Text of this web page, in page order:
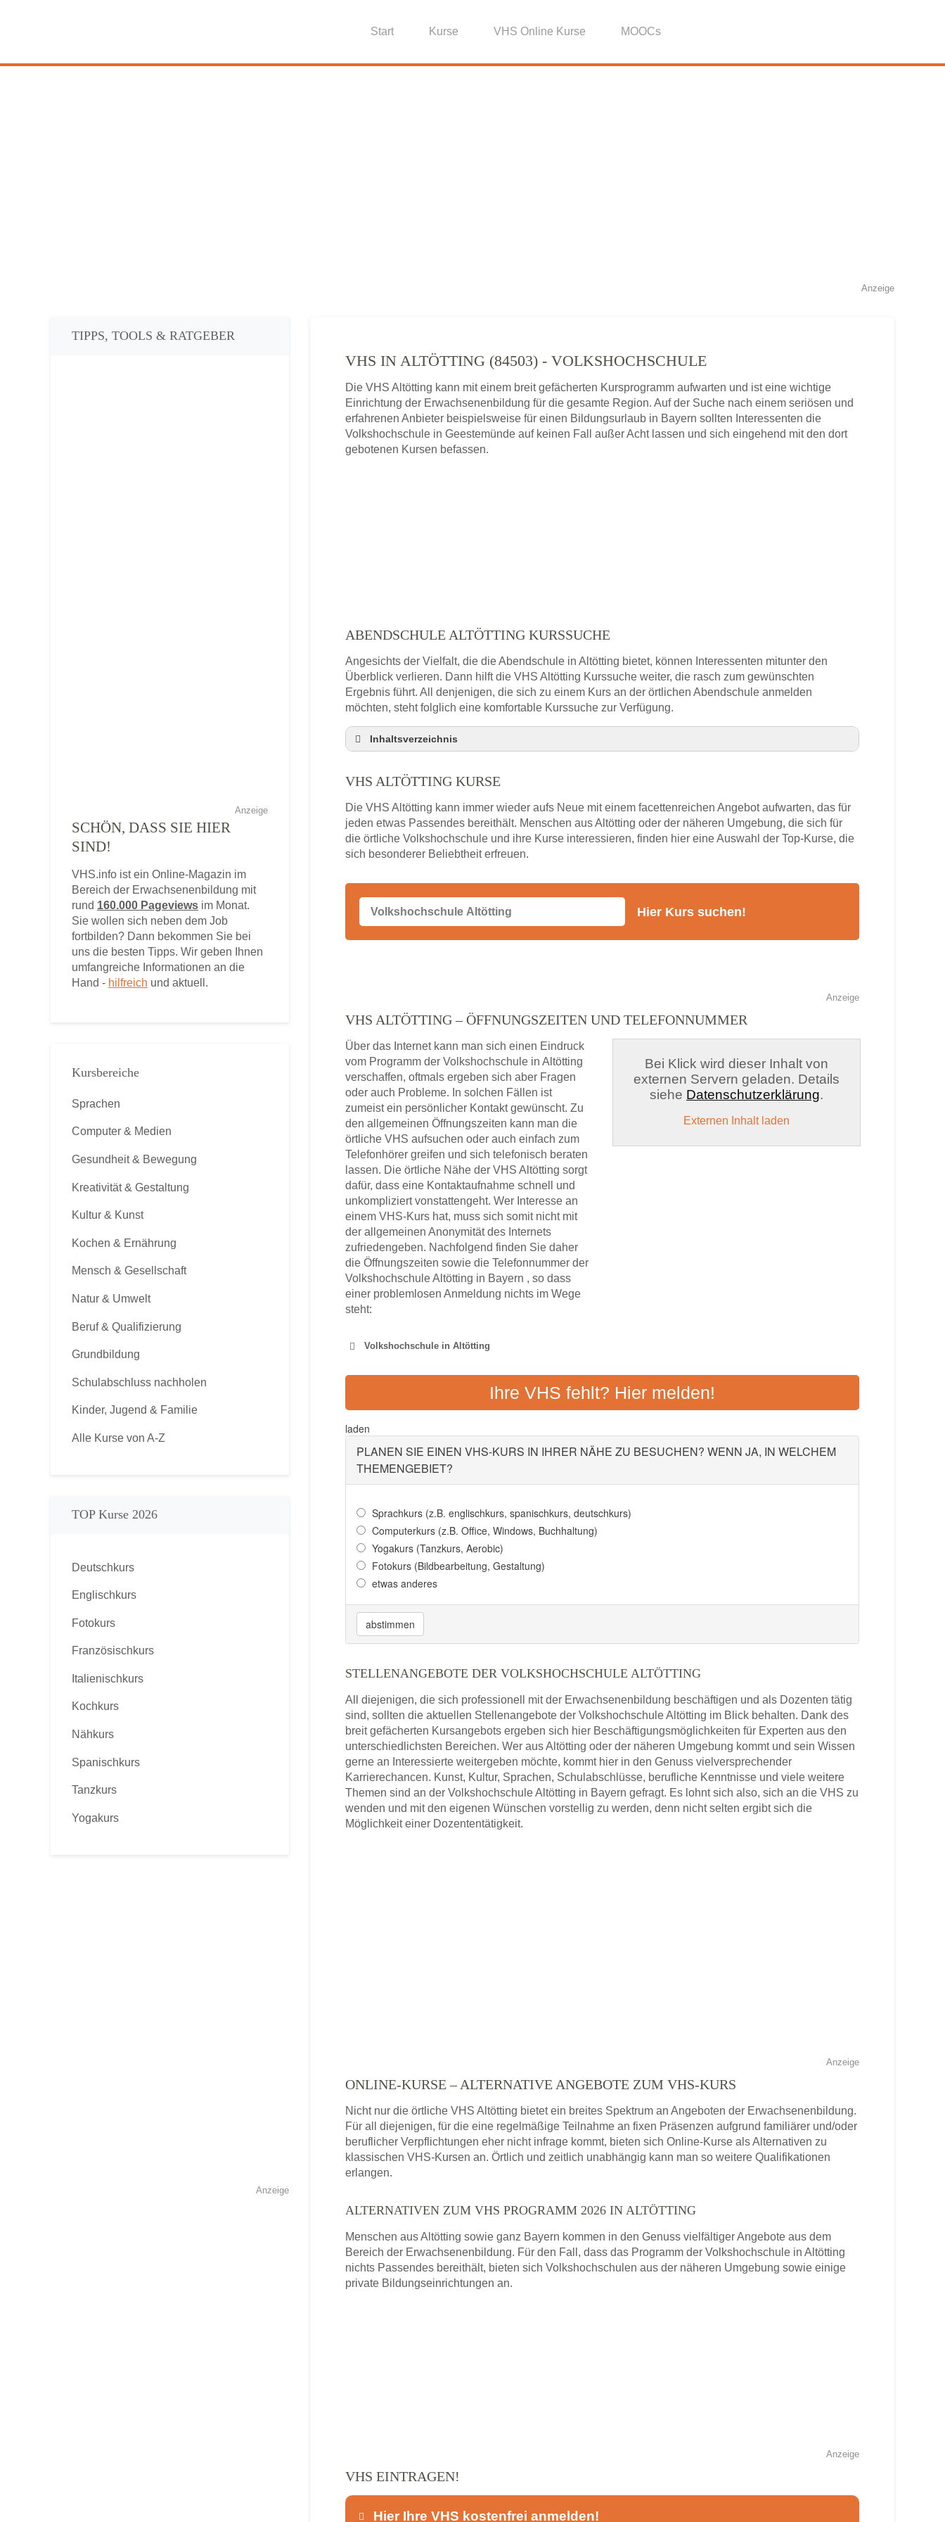
Start Kurse VHS Online Kurse MOOCs
Anzeige
VHS IN ALTÖTTING (84503) - VOLKSHOCHSCHULE
Die VHS Altötting kann mit einem breit gefächerten Kursprogramm aufwarten und ist eine wichtige
Einrichtung der Erwachsenenbildung für die gesamte Region. Auf der Suche nach einem seriösen und
erfahrenen Anbieter beispielsweise für einen Bildungsurlaub in Bayern sollten Interessenten die
Volkshochschule in Geestemünde auf keinen Fall außer Acht lassen und sich eingehend mit den dort
gebotenen Kursen befassen.
ABENDSCHULE ALTÖTTING KURSSUCHE
Angesichts der Vielfalt, die die Abendschule in Altötting bietet, können Interessenten mitunter den
Überblick verlieren. Dann hilft die VHS Altötting Kurssuche weiter, die rasch zum gewünschten
Ergebnis führt. All denjenigen, die sich zu einem Kurs an der örtlichen Abendschule anmelden
möchten, steht folglich eine komfortable Kurssuche zur Verfügung.
Inhaltsverzeichnis
VHS Altötting Kurse
Stellenangebote der Volkshochschule Altötting
Online-Kurse – Alternative Angebote zum VHS-Kurs
Alternativen zum VHS Programm 2026 in Altötting
VHS ALTÖTTING KURSE
Die VHS Altötting kann immer wieder aufs Neue mit einem facettenreichen Angebot aufwarten, das für
jeden etwas Passendes bereithält. Menschen aus Altötting oder der näheren Umgebung, die sich für
die örtliche Volkshochschule und ihre Kurse interessieren, finden hier eine Auswahl der Top-Kurse, die
sich besonderer Beliebtheit erfreuen.
Anzeige
VHS ALTÖTTING – ÖFFNUNGSZEITEN UND TELEFONNUMMER
Über das Internet kann man sich einen Eindruck
vom Programm der Volkshochschule in Altötting
verschaffen, oftmals ergeben sich aber Fragen
oder auch Probleme. In solchen Fällen ist
zumeist ein persönlicher Kontakt gewünscht. Zu
den allgemeinen Öffnungszeiten kann man die
örtliche VHS aufsuchen oder auch einfach zum
Telefonhörer greifen und sich telefonisch beraten
lassen. Die örtliche Nähe der VHS Altötting sorgt
dafür, dass eine Kontaktaufnahme schnell und
unkompliziert vonstattengeht. Wer Interesse an
einem VHS-Kurs hat, muss sich somit nicht mit
der allgemeinen Anonymität des Internets
zufriedengeben. Nachfolgend finden Sie daher
die Öffnungszeiten sowie die Telefonnummer der
Volkshochschule Altötting in Bayern , so dass
einer problemlosen Anmeldung nichts im Wege
steht:
Bei Klick wird dieser Inhalt von
externen Servern geladen. Details
siehe Datenschutzerklärung.
Externen Inhalt laden
Volkshochschule in Altötting
VOLKSHOCHSCHULE ALT-NEUÖTTING - TÖGING AM INN
Adresse: Neuöttinger Str. 32, 84503 Altötting
Ihre VHS fehlt? Hier melden!
laden
PLANEN SIE EINEN VHS-KURS IN IHRER NÄHE ZU BESUCHEN? WENN JA, IN WELCHEM
THEMENGEBIET?
Sprachkurs (z.B. englischkurs, spanischkurs, deutschkurs)
Computerkurs (z.B. Office, Windows, Buchhaltung)
Yogakurs (Tanzkurs, Aerobic)
Fotokurs (Bildbearbeitung, Gestaltung)
etwas anderes
abstimmen
STELLENANGEBOTE DER VOLKSHOCHSCHULE ALTÖTTING
All diejenigen, die sich professionell mit der Erwachsenenbildung beschäftigen und als Dozenten tätig
sind, sollten die aktuellen Stellenangebote der Volkshochschule Altötting im Blick behalten. Dank des
breit gefächerten Kursangebots ergeben sich hier Beschäftigungsmöglichkeiten für Experten aus den
unterschiedlichsten Bereichen. Wer aus Altötting oder der näheren Umgebung kommt und sein Wissen
gerne an Interessierte weitergeben möchte, kommt hier in den Genuss vielversprechender
Karrierechancen. Kunst, Kultur, Sprachen, Schulabschlüsse, berufliche Kenntnisse und viele weitere
Themen sind an der Volkshochschule Altötting in Bayern gefragt. Es lohnt sich also, sich an die VHS zu
wenden und mit den eigenen Wünschen vorstellig zu werden, denn nicht selten ergibt sich die
Möglichkeit einer Dozententätigkeit.
Anzeige
ONLINE-KURSE – ALTERNATIVE ANGEBOTE ZUM VHS-KURS
Nicht nur die örtliche VHS Altötting bietet ein breites Spektrum an Angeboten der Erwachsenenbildung.
Für all diejenigen, für die eine regelmäßige Teilnahme an fixen Präsenzen aufgrund familiärer und/oder
beruflicher Verpflichtungen eher nicht infrage kommt, bieten sich Online-Kurse als Alternativen zu
klassischen VHS-Kursen an. Örtlich und zeitlich unabhängig kann man so weitere Qualifikationen
erlangen.
ALTERNATIVEN ZUM VHS PROGRAMM 2026 IN ALTÖTTING
Menschen aus Altötting sowie ganz Bayern kommen in den Genuss vielfältiger Angebote aus dem
Bereich der Erwachsenenbildung. Für den Fall, dass das Programm der Volkshochschule in Altötting
nichts Passendes bereithält, bieten sich Volkshochschulen aus der näheren Umgebung sowie einige
private Bildungseinrichtungen an.
Anzeige
VHS EINTRAGEN!
Hier Ihre VHS kostenfrei anmelden!
TIPPS, TOOLS & RATGEBER
Anzeige
SCHÖN, DASS SIE HIER
SIND!
VHS.info ist ein Online-Magazin im
Bereich der Erwachsenenbildung mit
rund 160.000 Pageviews im Monat.
Sie wollen sich neben dem Job
fortbilden? Dann bekommen Sie bei
uns die besten Tipps. Wir geben Ihnen
umfangreiche Informationen an die
Hand - hilfreich und aktuell.
Kursbereiche
Sprachen
Computer & Medien
Gesundheit & Bewegung
Kreativität & Gestaltung
Kultur & Kunst
Kochen & Ernährung
Mensch & Gesellschaft
Natur & Umwelt
Beruf & Qualifizierung
Grundbildung
Schulabschluss nachholen
Kinder, Jugend & Familie
Alle Kurse von A-Z
TOP Kurse 2026
Deutschkurs
Englischkurs
Fotokurs
Französischkurs
Italienischkurs
Kochkurs
Nähkurs
Spanischkurs
Tanzkurs
Yogakurs
Anzeige